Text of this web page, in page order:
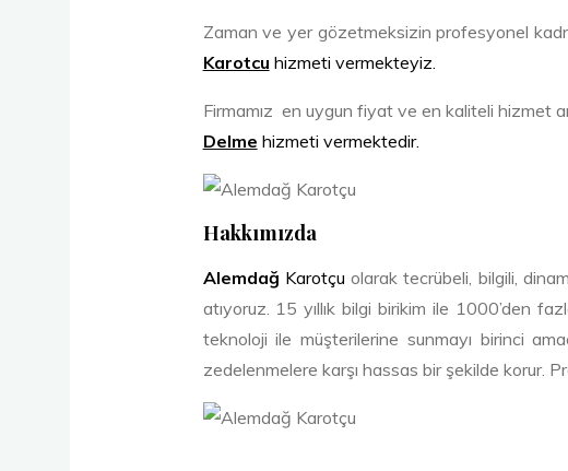
Zaman ve yer gözetmeksizin profesyonel
Karotcu hizmeti vermekteyiz.
Firmamız en uygun fiyat ve en kaliteli hizmet
Delme hizmeti vermektedir.
Hakkımızda
Alemdağ Karotçu olarak tecrübeli, bilgili,
atıyoruz. 15 yıllık bilgi birikim ile 1000’den
teknoloji ile müşterilerine sunmayı birinci
zedelenmelere karşı hassas bir şekilde korur.